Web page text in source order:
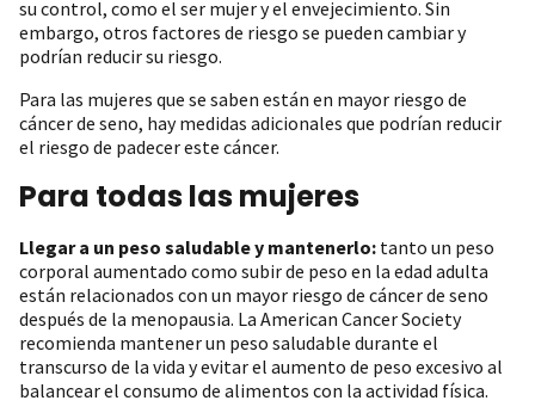
su control, como el ser mujer y el envejecimiento. Sin
embargo, otros factores de riesgo se pueden cambiar y
podrían reducir su riesgo.
Para las mujeres que se saben están en mayor riesgo de
cáncer de seno, hay medidas adicionales que podrían reducir
el riesgo de padecer este cáncer.
Para todas las mujeres
Llegar a un peso saludable y mantenerlo: tanto un peso
corporal aumentado como subir de peso en la edad adulta
están relacionados con un mayor riesgo de cáncer de seno
después de la menopausia. La American Cancer Society
recomienda mantener un peso saludable durante el
transcurso de la vida y evitar el aumento de peso excesivo al
balancear el consumo de alimentos con la actividad física.